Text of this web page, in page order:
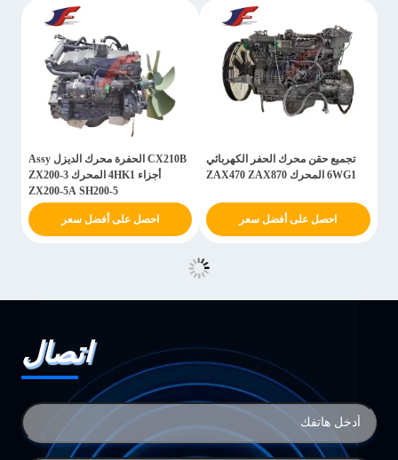
تجميع حقن محرك الحفر الكهربائي
6WG1 المحرك ZAX470 ZAX870
احصل على أفضل سعر
CX210B الحفرة محرك الديزل Assy
أجزاء 4HK1 المحرك ZX200-3
ZX200-5A SH200-5
احصل على أفضل سعر
اتصال